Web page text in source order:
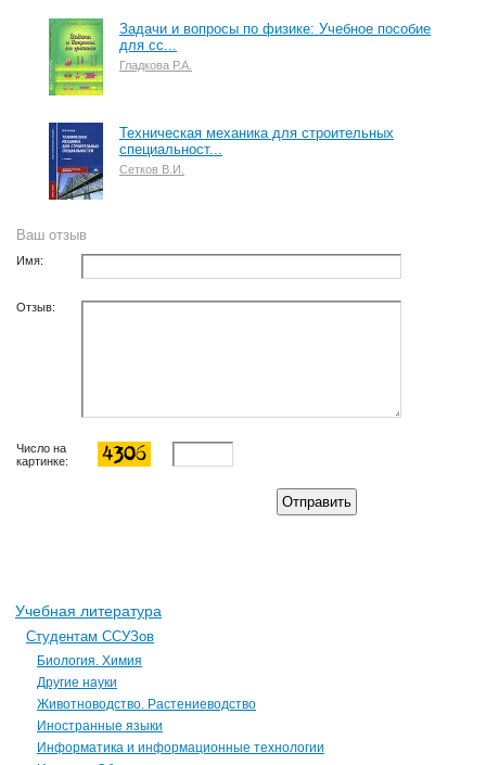
Задачи и вопросы по физике: Учебное пособие
для сс...
Гладкова Р.А.
Техническая механика для строительных
специальност...
Сетков В.И.
Ваш отзыв
Имя:
Отзыв:
Число на
картинке:
Отправить
Учебная литература
Студентам ССУЗов
Биология. Химия
Другие науки
Животноводство. Растениеводство
Иностранные языки
Информатика и информационные технологии